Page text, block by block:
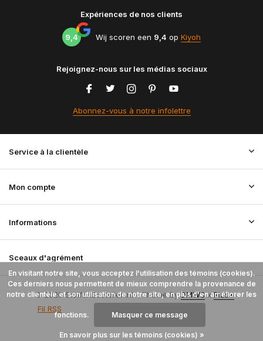
Expériences de nos clients
9,4 Wij scoren een 9,4 op Kiyoh
Rejoignez-nous sur les médias sociaux
Abonnez-vous à notre infolettre
Service à la clientèle
Mon compte
Informations
Sceaux d'agrément
© 2026 StoffenBestellen.nl - Theme ByDMWSxPlus+
Fil RSS
En visitant notre site, vous acceptez l'utilisation des témoins (cookies).
Ces derniers nous permettent de mieux comprendre la provenance de
notre clientèle et son utilisation de notre site, en plus d'en améliorer les
fonctions. Masquer ce message
En savoir plus sur les témoins (cookies) »